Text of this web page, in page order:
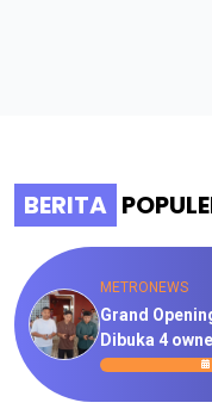
BERITA
METRONEWS
Grand
Dibuka 4